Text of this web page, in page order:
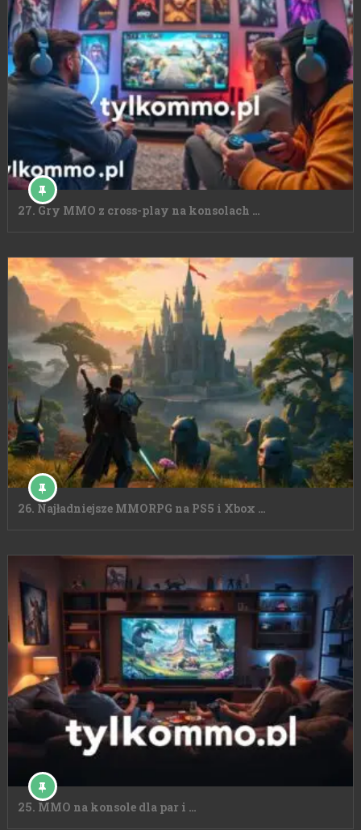
27. Gry MMO z cross-play na konsolach …
26. Najładniejsze MMORPG na PS5 i Xbox …
25. MMO na konsole dla par i …